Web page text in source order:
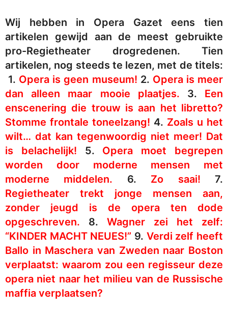
Wij hebben in Opera Gazet eens tien
artikelen gewijd aan de meest gebruikte
pro-Regietheater drogredenen. Tien
artikelen, nog steeds te lezen, met de titels:
1. Opera is geen museum! 2. Opera is meer
dan alleen maar mooie plaatjes. 3. Een
enscenering die trouw is aan het libretto?
Stomme frontale toneelzang! 4. Zoals u het
wilt… dat kan tegenwoordig niet meer! Dat
is belachelijk! 5. Opera moet begrepen
worden door moderne mensen met
moderne middelen. 6. Zo saai! 7.
Regietheater trekt jonge mensen aan,
zonder jeugd is de opera ten dode
opgeschreven. 8. Wagner zei het zelf:
“KINDER MACHT NEUES!” 9. Verdi zelf heeft
Ballo in Maschera van Zweden naar Boston
verplaatst: waarom zou een regisseur deze
opera niet naar het milieu van de Russische
maffia verplaatsen?